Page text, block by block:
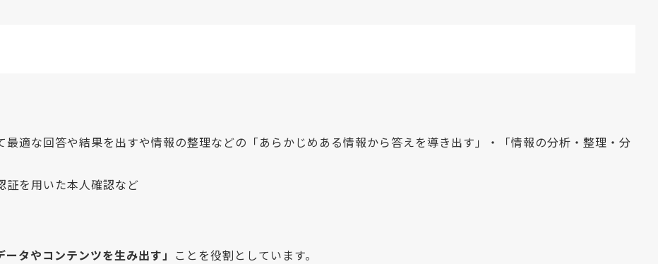
適な回答や結果を出すや情報の整理などの「あらかじめある情報から答えを導き出す」・「情報の分析・整理・分
証を用いた本人確認など
ータやコンテンツを生み出す」 ことを役割としています。